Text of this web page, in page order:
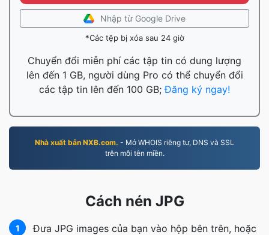
Nhập từ Google Drive
*Các tệp bị xóa sau 24 giờ
Chuyển đổi miễn phí các tập tin có dung lượng
lên đến 1 GB, người dùng Pro có thể chuyển đổi
các tập tin lên đến 100 GB;Đăng ký ngay!
Nhà xuất bản NXB.com. - Mở WHOIS riêng tư, DNS và SSL
trên mỗi tên miền.
Cách nén JPG
1
Đưa JPG images của bạn vào hộp bên trên, hoặc